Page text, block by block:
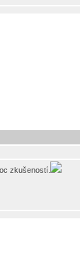
zkušeností.